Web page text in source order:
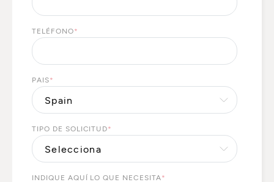
TELÉFONO*
PAIS*
TIPO DE SOLICITUD*
INDIQUE AQUÍ LO QUE NECESITA*